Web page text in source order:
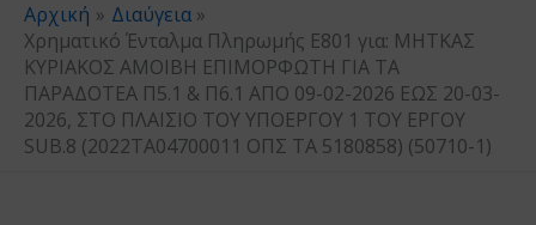
Αρχική
Διαύγεια
Χρηματικό Ένταλμα Πληρωμής Ε801 για: ΜΗΤΚΑΣ
ΚΥΡΙΑΚΟΣ ΑΜΟΙΒΗ ΕΠΙΜΟΡΦΩΤΗ ΓΙΑ ΤΑ
ΠΑΡΑΔΟΤΕΑ Π5.1 & Π6.1 ΑΠΟ 09-02-2026 ΕΩΣ 20-03-
2026, ΣΤΟ ΠΛΑΙΣΙΟ ΤΟΥ ΥΠΟΕΡΓΟΥ 1 ΤΟΥ ΕΡΓΟΥ
SUB.8 (2022ΤΑ04700011 ΟΠΣ ΤΑ 5180858) (50710-1)